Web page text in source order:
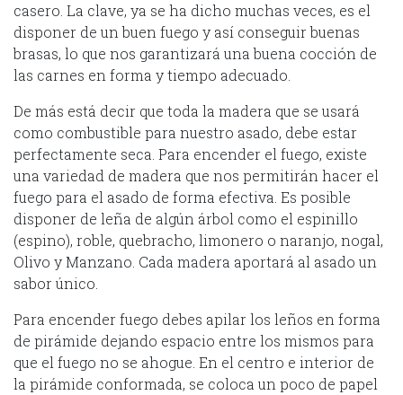
casero. La clave, ya se ha dicho muchas veces, es el
disponer de un buen fuego y así conseguir buenas
brasas, lo que nos garantizará una buena cocción de
las carnes en forma y tiempo adecuado.
De más está decir que toda la madera que se usará
como combustible para nuestro asado, debe estar
perfectamente seca. Para encender el fuego, existe
una variedad de madera que nos permitirán hacer el
fuego para el asado de forma efectiva. Es posible
disponer de leña de algún árbol como el espinillo
(espino), roble, quebracho, limonero o naranjo, nogal,
Olivo y Manzano. Cada madera aportará al asado un
sabor único.
Para encender fuego debes apilar los leños en forma
de pirámide dejando espacio entre los mismos para
que el fuego no se ahogue. En el centro e interior de
la pirámide conformada, se coloca un poco de papel